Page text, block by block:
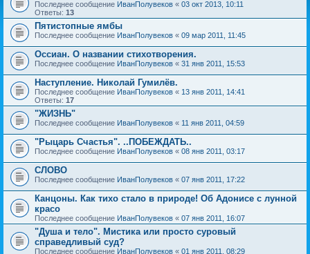
Последнее сообщение ИванПолувеков « 03 окт 2013, 10:11
Ответы: 13
Пятистопные ямбы
Последнее сообщение ИванПолувеков « 09 мар 2011, 11:45
Оссиан. О названии стихотворения.
Последнее сообщение ИванПолувеков « 31 янв 2011, 15:53
Наступление. Николай Гумилёв.
Последнее сообщение ИванПолувеков « 13 янв 2011, 14:41
Ответы: 17
"ЖИЗНЬ"
Последнее сообщение ИванПолувеков « 11 янв 2011, 04:59
"Рыцарь Счастья". ..ПОБЕЖДАТЬ..
Последнее сообщение ИванПолувеков « 08 янв 2011, 03:17
СЛОВО
Последнее сообщение ИванПолувеков « 07 янв 2011, 17:22
Канцоны. Как тихо стало в природе! Об Адонисе с лунной
красо
Последнее сообщение ИванПолувеков « 07 янв 2011, 16:07
"Душа и тело". Мистика или просто суровый
справедливый суд?
Последнее сообщение ИванПолувеков « 01 янв 2011, 08:29